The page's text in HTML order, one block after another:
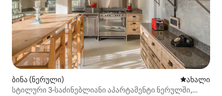
ბინა (ნერული) ახლად
ახალი
სტილური 3‑საძინებლიანი აპარტამენტი ნერულში,